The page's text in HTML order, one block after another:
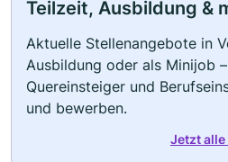
Teilzeit, Ausbildung &
Aktuelle Stellenangebote in
Ausbildung oder als Minijob
Quereinsteiger und
und bewerben.
Jetzt